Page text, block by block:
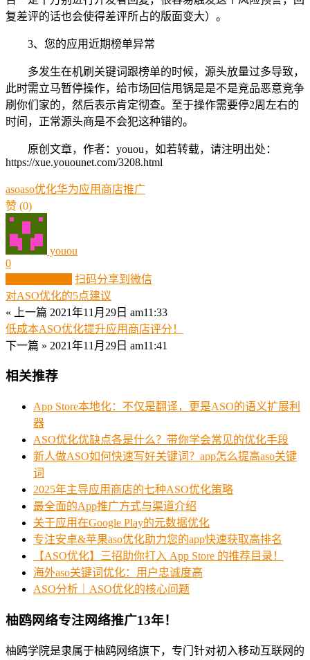
复差评的话也会使得差评所占的版面变大）。
3、您的应用近期榜单异常
多发生在机刷关键词跟榜单的时候，源头放量过多导致，
此时需立马暂停操作，给市场回信甩锅是是不是竞品恶意竞争
刷你们家的，然后表示肯定彻查。至于操作需要停2周左右的
时间，正常源头商是不会犯这种错的。
原创文章，作者：youou，如若转载，请注明出处：
https://xue.youounet.com/3208.html
asoaso优化华为应用商店推广
赞 (0)
youou
0
扫码分享到微信
对ASO优化的5点建议
« 上一篇 2021年11月29日 am11:33
低成本ASO优化提升应用商店评分！
下一篇 » 2021年11月29日 am11:41
相关推荐
App Store本地化：不仅是翻译，更是ASO的语义扩展利
器
ASO优化优缺点各是什么？带你学会常见的优化手段
新人做ASO如何快速写好关键词？app怎么提高aso关键
词
2025年主导应用商店的七种ASO优化策略
最全面的App推广方式与渠道介绍
关于应用在Google Play的元数据优化
专注安卓&苹果aso优化助力您的app快速获取高排名
【ASO优化】三招助你打入 App Store 的推荐目录！
海外aso关键词优化：用户忠诚度高
ASO分析｜ASO优化的核心问题
柚鸥网络专注网络推广13年！
柚鸥学院是隶属于柚鸥网络旗下，专门针对初入移动互联网的